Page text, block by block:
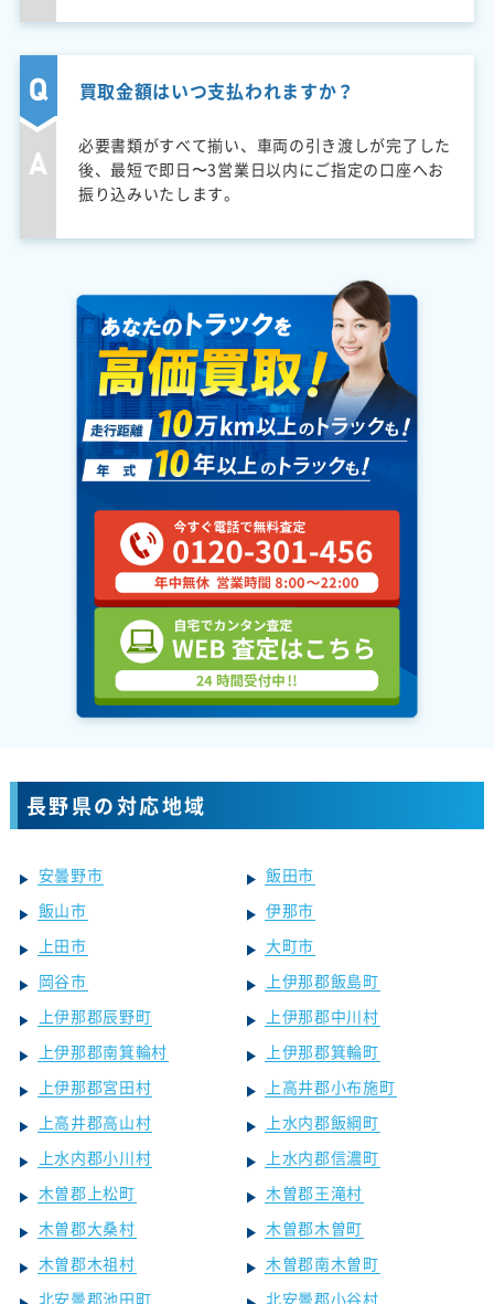
買取金額はいつ支払われますか？
必要書類がすべて揃い、車両の引き渡しが完了した
後、最短で即日〜3営業日以内にご指定の口座へお
振り込みいたします。
長野県の対応地域
安曇野市
飯田市
飯山市
伊那市
上田市
大町市
岡谷市
上伊那郡飯島町
上伊那郡辰野町
上伊那郡中川村
上伊那郡南箕輪村
上伊那郡箕輪町
上伊那郡宮田村
上高井郡小布施町
上高井郡高山村
上水内郡飯綱町
上水内郡小川村
上水内郡信濃町
木曽郡上松町
木曽郡王滝村
木曽郡大桑村
木曽郡木曽町
木曽郡木祖村
木曽郡南木曽町
北安曇郡池田町
北安曇郡小谷村